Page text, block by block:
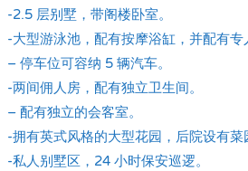
-2.5 层别墅，带阁楼卧室。
-大型游泳池，配有按摩浴缸，并配有专
– 停车位可容纳 5 辆汽车。
-两间佣人房，配有独立卫生间。
– 配有独立的会客室。
-拥有英式风格的大型花园，后院设有菜
-私人别墅区，24 小时保安巡逻。